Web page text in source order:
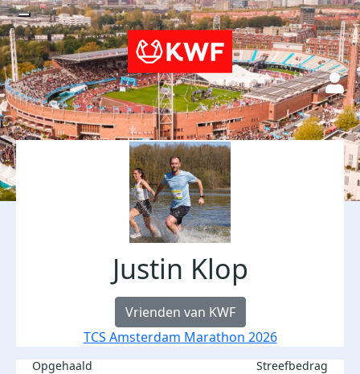
Justin Klop
Vrienden van KWF
TCS Amsterdam Marathon 2026
Opgehaald Streefbedrag